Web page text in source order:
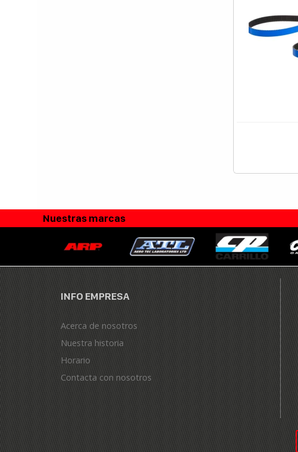
Nuestras marcas
INFO EMPRESA
Acerca de nosotros
Nuestra historia
Horario
Contacta con nosotros